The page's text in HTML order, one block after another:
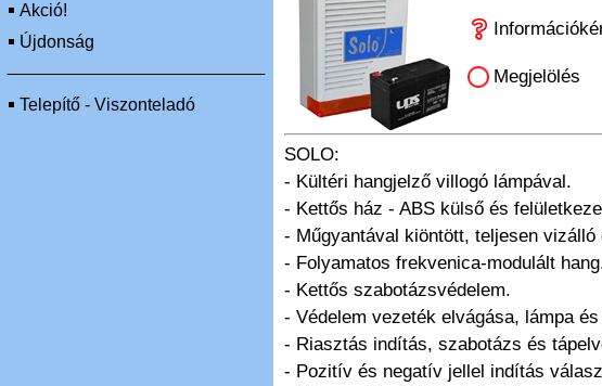
Akció!
Újdonság
Telepítő - Viszonteladó
Megjelölés
SOLO:
- Kültéri hangjelző villogó lámpával.
- Kettős ház - ABS külső és
- Műgyantával kiöntött, teljesen vizálló
- Folyamatos frekvenica-modulált
- Kettős szabotázsvédelem.
- Védelem vezeték elvágása, lámpa
- Riasztás indítás, szabotázs és
- Pozitív és negatív jellel indítás